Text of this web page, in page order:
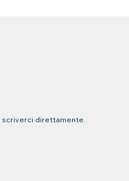
direttamente.